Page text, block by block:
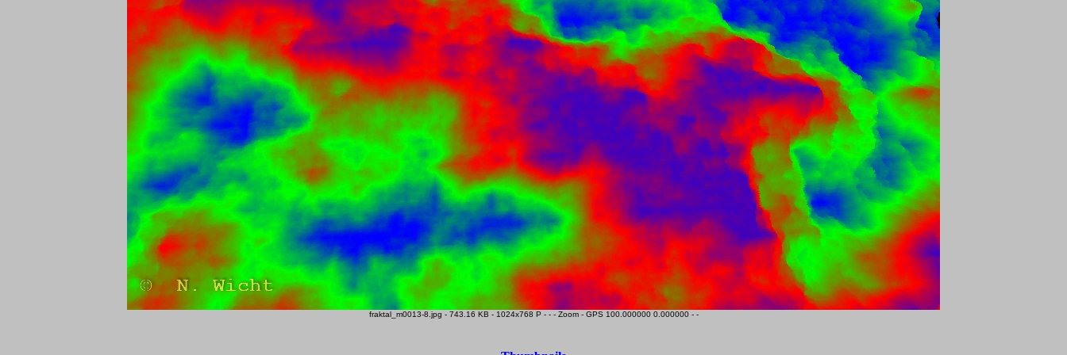
fraktal_m0013-8.jpg - 743.16 KB - 1024x768 P - - - Zoom - GPS 100.000000 0.000000 - -